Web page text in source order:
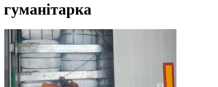
гуманітарка